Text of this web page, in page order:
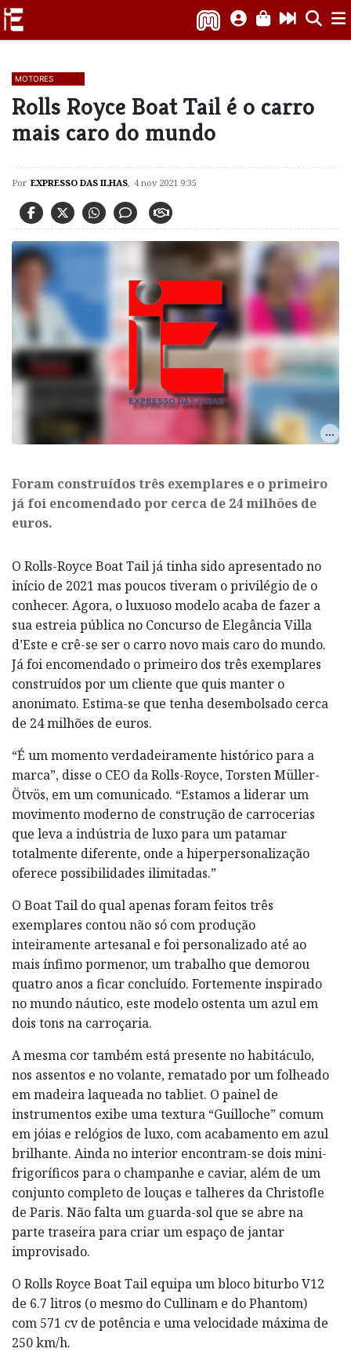
MOTORES
Rolls Royce Boat Tail é o carro
mais caro do mundo
Por EXPRESSO DAS ILHAS, 4 nov 2021 9:35
Foram construídos três exemplares e o primeiro
já foi encomendado por cerca de 24 milhões de
euros.
O Rolls-Royce Boat Tail já tinha sido apresentado no
início de 2021 mas poucos tiveram o privilégio de o
conhecer. Agora, o luxuoso modelo acaba de fazer a
sua estreia pública no Concurso de Elegância Villa
d’Este e crê-se ser o carro novo mais caro do mundo.
Já foi encomendado o primeiro dos três exemplares
construídos por um cliente que quis manter o
anonimato. Estima-se que tenha desembolsado cerca
de 24 milhões de euros.
“É um momento verdadeiramente histórico para a
marca”, disse o CEO da Rolls-Royce, Torsten Müller-
Ötvös, em um comunicado. “Estamos a liderar um
movimento moderno de construção de carrocerias
que leva a indústria de luxo para um patamar
totalmente diferente, onde a hiperpersonalização
oferece possibilidades ilimitadas.”
O Boat Tail do qual apenas foram feitos três
exemplares contou não só com produção
inteiramente artesanal e foi personalizado até ao
mais ínfimo pormenor, um trabalho que demorou
quatro anos a ficar concluído. Fortemente inspirado
no mundo náutico, este modelo ostenta um azul em
dois tons na carroçaria.
A mesma cor também está presente no habitáculo,
nos assentos e no volante, rematado por um folheado
em madeira laqueada no tabliet. O painel de
instrumentos exibe uma textura “Guilloche” comum
em jóias e relógios de luxo, com acabamento em azul
brilhante. Ainda no interior encontram-se dois mini-
frigoríficos para o champanhe e caviar, além de um
conjunto completo de louças e talheres da Christofle
de Paris. Não falta um guarda-sol que se abre na
parte traseira para criar um espaço de jantar
improvisado.
O Rolls Royce Boat Tail equipa um bloco biturbo V12
de 6.7 litros (o mesmo do Cullinam e do Phantom)
com 571 cv de potência e uma velocidade máxima de
250 km/h.